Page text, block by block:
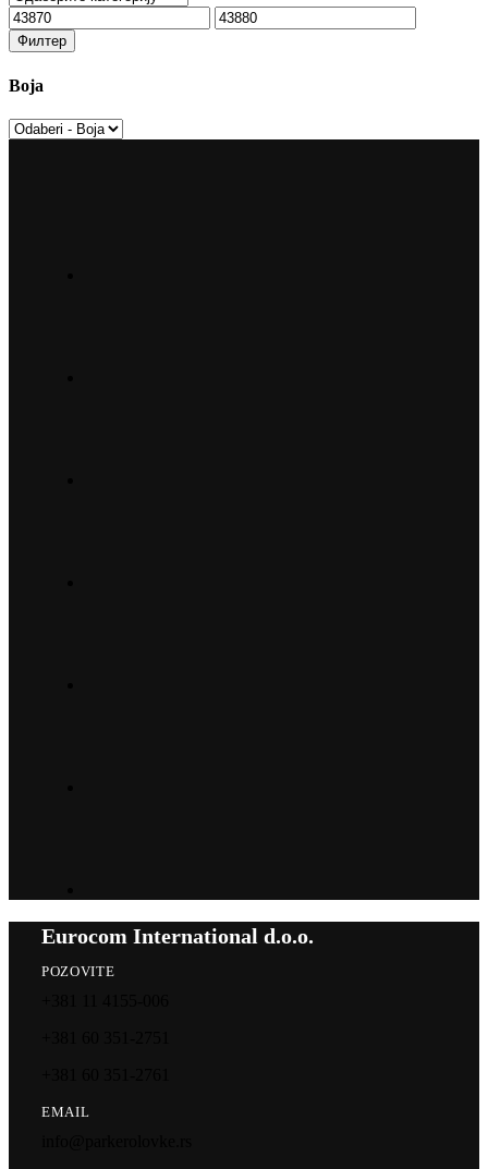
Минимална
цена
Максимална
цена
Филтер
Boja
Eurocom International d.o.o.
POZOVITE
EMAIL